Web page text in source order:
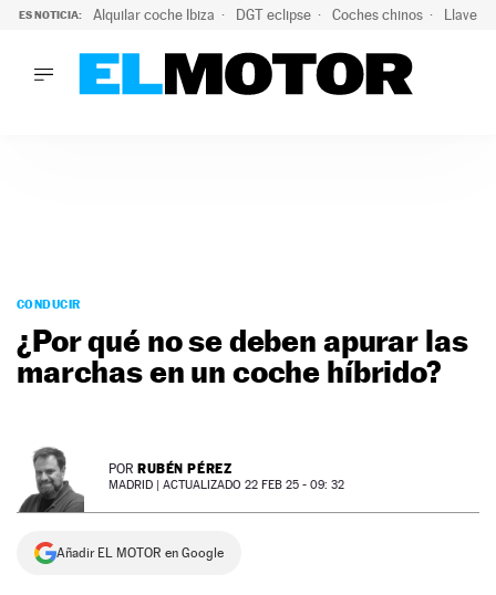
ES NOTICIA: Alquilar coche Ibiza DGT eclipse Coches chinos Llaves
PODCAST
MOTOS
TECNOLOGÍA
PREMIOS
SERVICIOS
CONDUCIR
¿Por qué no se deben apurar las
marchas en un coche híbrido?
POR RUBÉN PÉREZ
MADRID | ACTUALIZADO 22 FEB 25 - 09: 32
Añadir EL MOTOR en Google